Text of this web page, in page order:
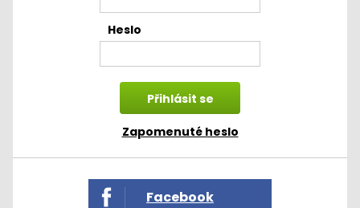
Heslo
Zapomenuté heslo
Facebook